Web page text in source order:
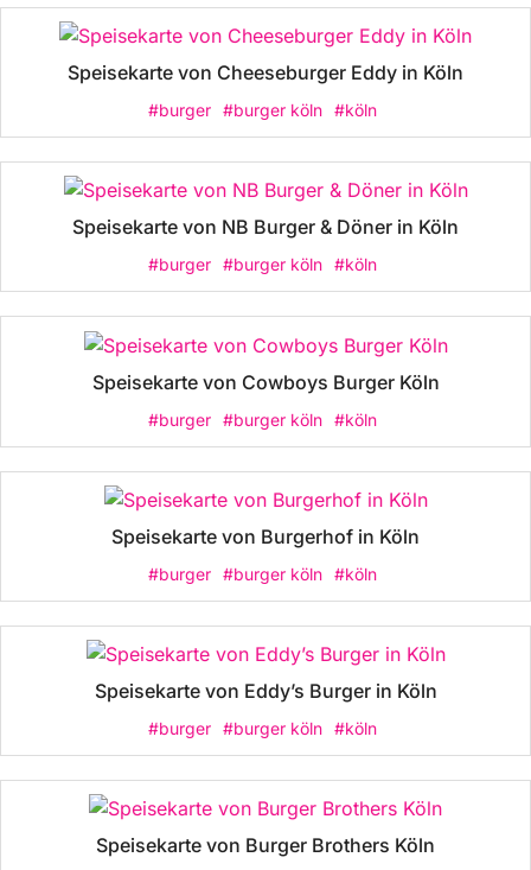
Speisekarte von Cheeseburger Eddy in Köln
#burger #burger köln #köln
Speisekarte von NB Burger & Döner in Köln
#burger #burger köln #köln
Speisekarte von Cowboys Burger Köln
#burger #burger köln #köln
Speisekarte von Burgerhof in Köln
#burger #burger köln #köln
Speisekarte von Eddy’s Burger in Köln
#burger #burger köln #köln
Speisekarte von Burger Brothers Köln